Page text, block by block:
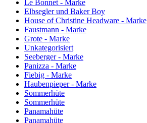
Le Bonnet - Marke
Elbsegler und Baker Boy
House of Christine Headware - Marke
Faustmann - Marke
Grote - Marke
Unkategorisiert
Seeberger - Marke
Panizza - Marke
Fiebig - Marke
Haubenpieper - Marke
Sommerhüte
Sommerhüte
Panamahüte
Panamahüte